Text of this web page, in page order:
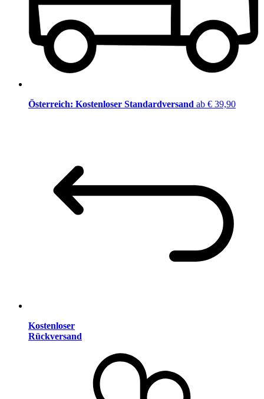
Österreich: Kostenloser Standardversand ab € 39,90
Kostenloser
Rückversand